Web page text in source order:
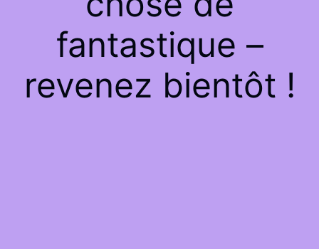
fantastique –
revenez bientôt !